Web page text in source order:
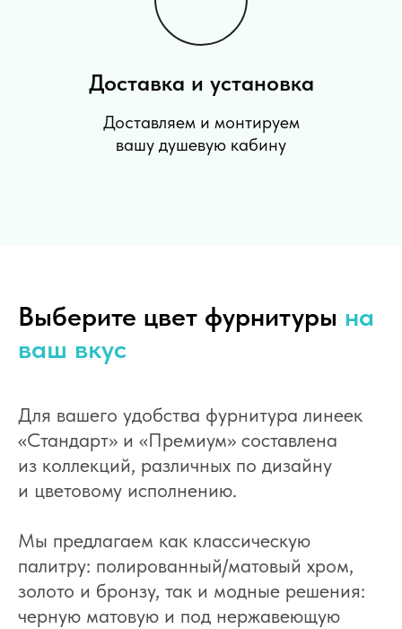
Доставка и установка
Доставляем и монтируем
вашу душевую кабину
Выберите цвет фурнитуры на
ваш вкус
Для вашего удобства фурнитура линеек
«Стандарт» и «Премиум» составлена
из коллекций, различных по дизайну
и цветовому исполнению.
Мы предлагаем как классическую
палитру: полированный/матовый хром,
золото и бронзу, так и модные решения:
черную матовую и под нержавеющую